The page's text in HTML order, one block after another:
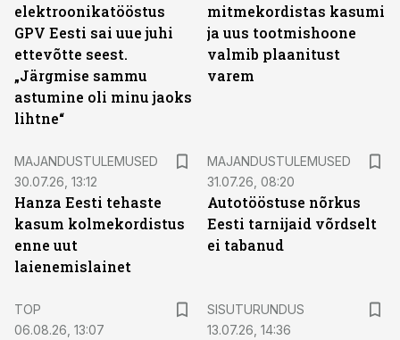
elektroonikatööstus
GPV Eesti sai uue juhi
ettevõtte seest.
„Järgmise sammu
astumine oli minu jaoks
lihtne“
mitmekordistas kasumi
ja uus tootmishoone
valmib plaanitust
varem
MAJANDUSTULEMUSED
30.07.26, 13:12
Hanza Eesti tehaste
kasum kolmekordistus
enne uut
laienemislainet
MAJANDUSTULEMUSED
31.07.26, 08:20
Autotööstuse nõrkus
Eesti tarnijaid võrdselt
ei tabanud
TOP
06.08.26, 13:07
SISUTURUNDUS
13.07.26, 14:36